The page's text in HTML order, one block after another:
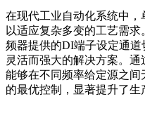
在现代工业自动化系统中
以适应复杂多变的工艺需
频器提供的DI端子设定通
灵活而强大的解决方案。
能够在不同频率给定源之
的最优控制，显著提升了生